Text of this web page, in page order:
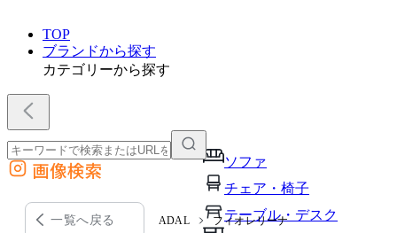
TOP
ブランドから探す
カテゴリーから探す
ソファ
チェア・椅子
テーブル・デスク
外部サイトの商品をカートに追加
他のサイトで見つけた商品ページのURLを貼り付けて、カートに追加できます
画像検索
一覧へ戻る ADAL フィオレリーナ